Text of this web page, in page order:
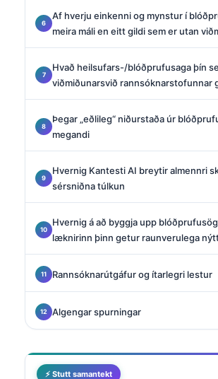
Af hverju einkenni og mynstur í
meira máli en eitt gildi sem er utan
Hvað heilsufars-/blóðprufusaga þín
viðmiðunarsvið rannsóknarstofunnar
Þegar „eðlileg“ niðurstaða úr
megandi
Hvernig Kantesti AI breytir almennri
sérsniðna túlkun
Hvernig á að byggja upp
læknirinn þinn getur raunverulega
Rannsóknarútgáfur og ítarlegri lestur
Algengar spurningar
⚡ Stutt samantekt